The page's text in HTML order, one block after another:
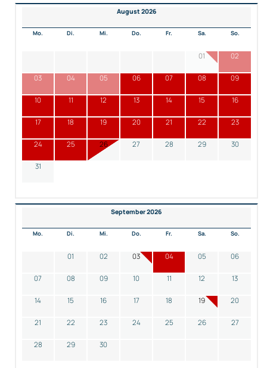
August 2026
Mo. Di. Mi. Do. Fr. Sa. So.
01 02
03 04 05 06 07 08 09
10 11 12 13 14 15 16
17 18 19 20 21 22 23
24 25 26 27 28 29 30
31
September 2026
Mo. Di. Mi. Do. Fr. Sa. So.
01 02 03 04 05 06
07 08 09 10 11 12 13
14 15 16 17 18 19 20
21 22 23 24 25 26 27
28 29 30